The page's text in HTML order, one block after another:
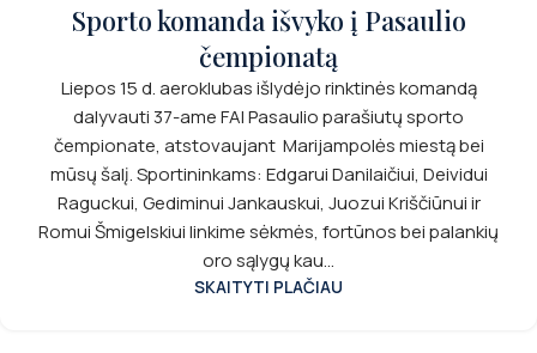
Sporto komanda išvyko į Pasaulio
čempionatą
Liepos 15 d. aeroklubas išlydėjo rinktinės komandą
dalyvauti 37-ame FAI Pasaulio parašiutų sporto
čempionate, atstovaujant Marijampolės miestą bei
mūsų šalį. Sportininkams: Edgarui Danilaičiui, Deividui
Raguckui, Gediminui Jankauskui, Juozui Kriščiūnui ir
Romui Šmigelskiui linkime sėkmės, fortūnos bei palankių
oro sąlygų kau...
SKAITYTI PLAČIAU